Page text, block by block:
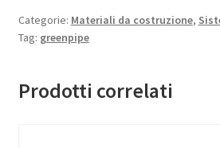
Categorie: Materiali da costruzione,
Tag: greenpipe
Prodotti correlati